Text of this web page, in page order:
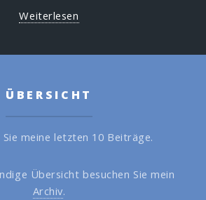
Weiterlesen
ÜBERSICHT
meine letzten 10 Beiträge.
Übersicht besuchen Sie mein
Archiv.